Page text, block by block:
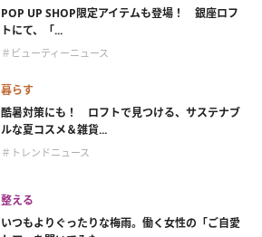
POP UP SHOP限定アイテムも登場！ 銀座ロフ
トにて、「...
＃ビューティーニュース
暮らす
酷暑対策にも！ ロフトで見つける、サステナブ
ルな夏コスメ＆雑貨...
＃トレンドニュース
整える
いつもよりぐったりな梅雨。働く女性の「ご自愛